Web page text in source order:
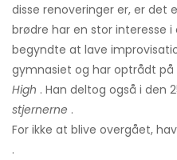
disse renoveringer er, er det
brødre har en stor interesse
begyndte at lave
gymnasiet og har optrådt på
High . Han deltog også i den
stjernerne .
For ikke at blive overgået,
.